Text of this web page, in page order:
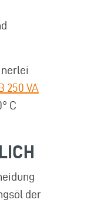
250 VA
C
der